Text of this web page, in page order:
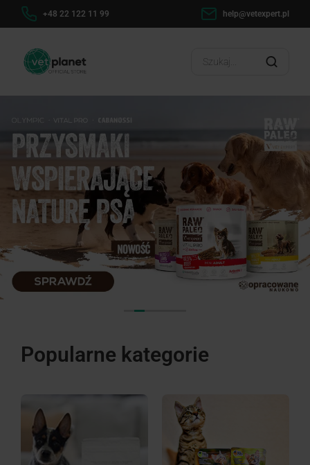
+48 22 122 11 99 help@vetexpert.pl
Popularne kategorie